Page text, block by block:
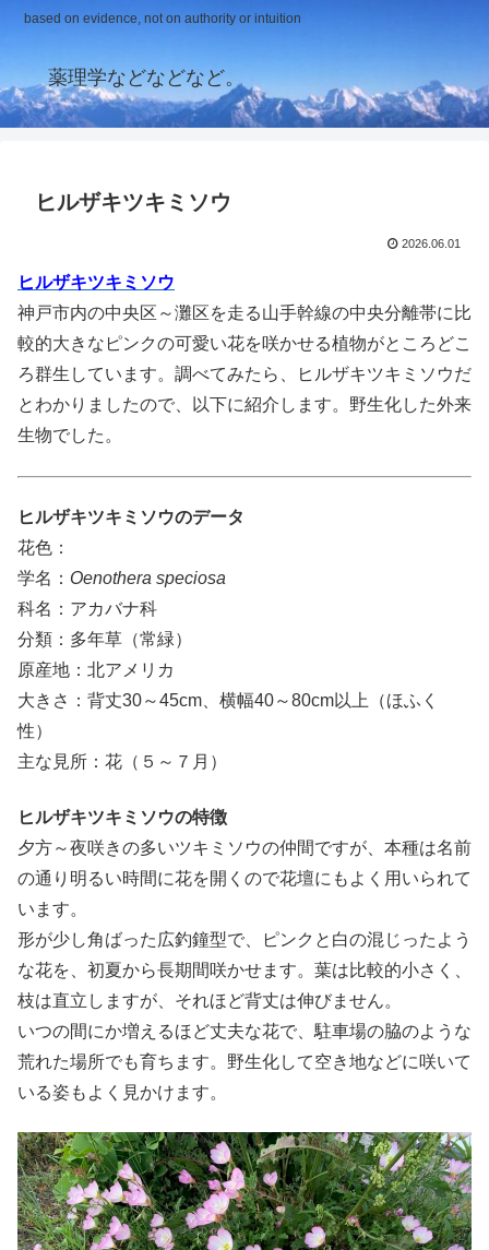
based on evidence, not on authority or intuition
薬理学などなどなど。
ヒルザキツキミソウ
2026.06.01
ヒルザキツキミソウ
神戸市内の中央区～灘区を走る山手幹線の中央分離帯に比
較的大きなピンクの可愛い花を咲かせる植物がところどこ
ろ群生しています。調べてみたら、ヒルザキツキミソウだ
とわかりましたので、以下に紹介します。野生化した外来
生物でした。
ヒルザキツキミソウのデータ
花色：
学名： Oenothera speciosa
科名：アカバナ科
分類：多年草（常緑）
原産地：北アメリカ
大きさ：背丈30～45cm、横幅40～80cm以上（ほふく
性）
主な見所：花（５～７月）
ヒルザキツキミソウの特徴
夕方～夜咲きの多いツキミソウの仲間ですが、本種は名前
の通り明るい時間に花を開くので花壇にもよく用いられて
います。
形が少し角ばった広釣鐘型で、ピンクと白の混じったよう
な花を、初夏から長期間咲かせます。葉は比較的小さく、
枝は直立しますが、それほど背丈は伸びません。
いつの間にか増えるほど丈夫な花で、駐車場の脇のような
荒れた場所でも育ちます。野生化して空き地などに咲いて
いる姿もよく見かけます。